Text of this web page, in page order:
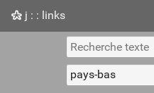
j : : links
Nuage de tags Mur